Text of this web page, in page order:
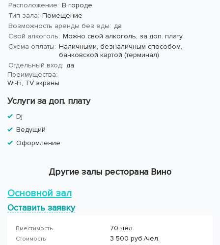
Расположение: В городе
Тип зала: Помещение
Возможность аренды без еды: да
Свой алкоголь: Можно свой алкоголь, за доп. плату
Схема оплаты: Наличными, безналичным способом,
банковской картой (терминал)
Отдельный вход: да
Преимущества:
Wi-Fi, TV экраны
Услуги за доп. плату
Dj
Ведущий
Оформление
Другие залы ресторана Вино
Основной зал
Оставить заявку
Вместимость 70 чел.
Стоимость 3 500 руб./чел.